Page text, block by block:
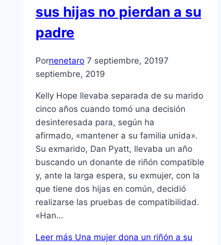
sus hijas no pierdan a su
padre
Pornenetaro 7 septiembre, 20197
septiembre, 2019
Kelly Hope llevaba separada de su marido
cinco años cuando tomó una decisión
desinteresada para, según ha
afirmado, «mantener a su familia unida».
Su exmarido, Dan Pyatt, llevaba un año
buscando un donante de riñón compatible
y, ante la larga espera, su exmujer, con la
que tiene dos hijas en común, decidió
realizarse las pruebas de compatibilidad.
«Han…
Leer más Una mujer dona un riñón a su